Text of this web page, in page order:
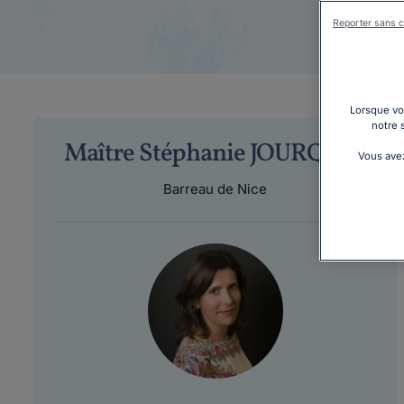
Maître Stéphanie JOURQUIN
Barreau de Nice
Lorsque
notre
Vous
Reporter sans